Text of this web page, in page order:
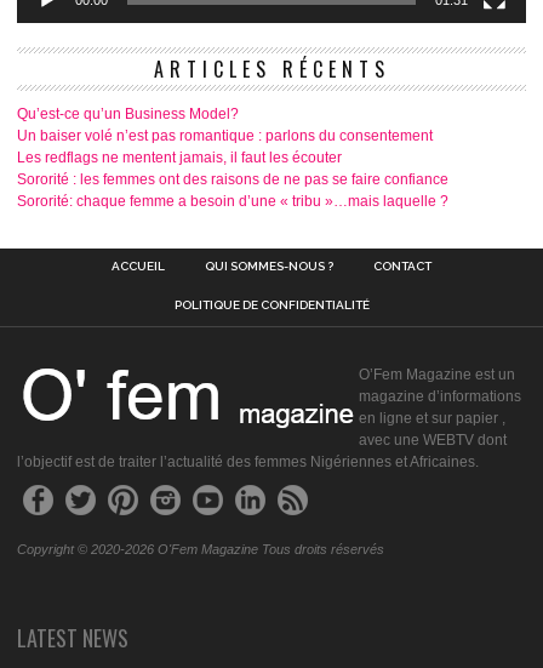
ARTICLES RÉCENTS
Qu’est-ce qu’un Business Model?
Un baiser volé n’est pas romantique : parlons du consentement
Les redflags ne mentent jamais, il faut les écouter
Sororité : les femmes ont des raisons de ne pas se faire confiance
Sororité: chaque femme a besoin d’une « tribu »…mais laquelle ?
ACCUEIL QUI SOMMES-NOUS ? CONTACT
POLITIQUE DE CONFIDENTIALITÉ
O’Fem Magazine est un
magazine d’informations
en ligne et sur papier ,
avec une WEBTV dont
l’objectif est de traiter l’actualité des femmes Nigériennes et Africaines.
Copyright © 2020-2026 O'Fem Magazine Tous droits réservés
LATEST NEWS